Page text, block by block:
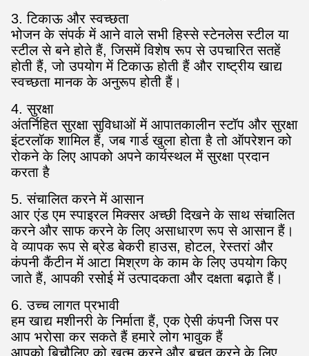
3. टिकाऊ और स्वच्छता
भोजन के संपर्क में आने वाले सभी हिस्से स्टेनलेस स्टील या
स्टील से बने होते हैं, जिसमें विशेष रूप से उपचारित सतहें
होती हैं, जो उपयोग में टिकाऊ होती हैं और राष्ट्रीय खाद्य
स्वच्छता मानक के अनुरूप होती हैं।
4. सुरक्षा
अंतर्निहित सुरक्षा सुविधाओं में आपातकालीन स्टॉप और सुरक्षा
इंटरलॉक शामिल हैं, जब गार्ड खुला होता है तो ऑपरेशन को
रोकने के लिए आपको अपने कार्यस्थल में सुरक्षा प्रदान
करता है
5. संचालित करने में आसान
आर एंड एम स्पाइरल मिक्सर अच्छी दिखने के साथ संचालित
करने और साफ करने के लिए असाधारण रूप से आसान हैं।
वे व्यापक रूप से ब्रेड बेकरी हाउस, होटल, रेस्तरां और
कंपनी कैंटीन में आटा मिश्रण के काम के लिए उपयोग किए
जाते हैं, आपकी रसोई में उत्पादकता और दक्षता बढ़ाते हैं।
6. उच्च लागत प्रभावी
हम खाद्य मशीनरी के निर्माता हैं, एक ऐसी कंपनी जिस पर
आप भरोसा कर सकते हैं हमारे लोग भावुक हैं
आपको बिचौलिए को खत्म करने और बचत करने के लिए